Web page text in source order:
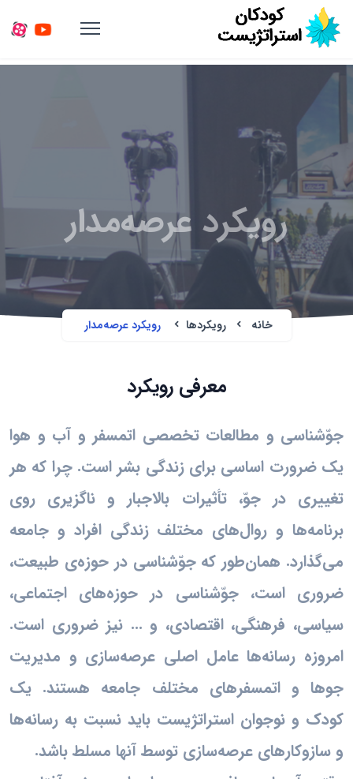
رویکرد عرصه‌مدار
خانه رویکردها رویکرد عرصه‌مدار
معرفی رویکرد
جوّشناسی و مطالعات تخصصی اتمسفر و آب و هوا
یک ضرورت اساسی برای زندگی بشر است. چرا که هر
تغییری در جوّ، تأثیرات بالاجبار و ناگزیری روی
برنامه‌ها و روال‌های مختلف زندگی افراد و جامعه
می‌گذارد. همان‌طور که جوّشناسی در حوزه‌ی طبیعت،
ضروری است، جوّشناسی در حوزه‌های اجتماعی،
سیاسی، فرهنگی، اقتصادی، و ... نیز ضروری است.
امروزه رسانه‌ها عامل اصلی عرصه‌سازی و مدیریت
جوها و اتمسفرهای مختلف جامعه هستند. یک
کودک و نوجوان استراتژیست باید نسبت به رسانه‌ها
و سازوکارهای عرصه‌سازی توسط آنها مسلط باشد.